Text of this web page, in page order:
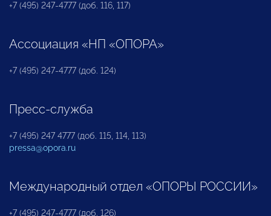
+7 (495) 247-4777 (доб. 116, 117)
Ассоциация «НП «ОПОРА»
+7 (495) 247-4777 (доб. 124)
Пресс-служба
+7 (495) 247 4777 (доб. 115, 114, 113)
pressa@opora.ru
Международный отдел «ОПОРЫ РОССИИ»
+7 (495) 247-4777 (доб. 126)